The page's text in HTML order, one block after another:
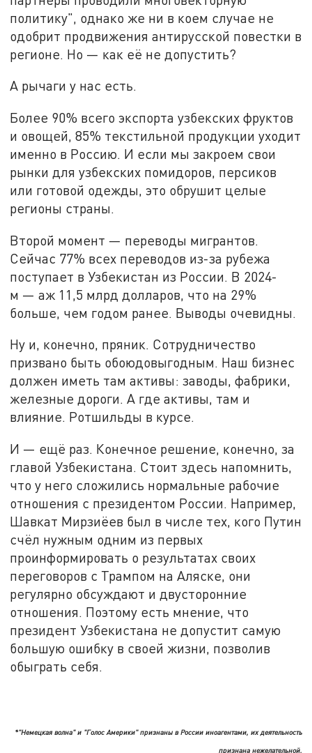
политику", однако же ни в коем случае не
одобрит продвижения антирусской повестки в
регионе. Но — как её не допустить?
А рычаги у нас есть.
Более 90% всего экспорта узбекских фруктов
и овощей, 85% текстильной продукции уходит
именно в Россию. И если мы закроем свои
рынки для узбекских помидоров, персиков
или готовой одежды, это обрушит целые
регионы страны.
Второй момент — переводы мигрантов.
Сейчас 77% всех переводов из-за рубежа
поступает в Узбекистан из России. В 2024-
м — аж 11,5 млрд долларов, что на 29%
больше, чем годом ранее. Выводы очевидны.
Ну и, конечно, пряник. Сотрудничество
призвано быть обоюдовыгодным. Наш бизнес
должен иметь там активы: заводы, фабрики,
железные дороги. А где активы, там и
влияние. Ротшильды в курсе.
И — ещё раз. Конечное решение, конечно, за
главой Узбекистана. Стоит здесь напомнить,
что у него сложились нормальные рабочие
отношения с президентом России. Например,
Шавкат Мирзиёев был в числе тех, кого Путин
счёл нужным одним из первых
проинформировать о результатах своих
переговоров с Трампом на Аляске, они
регулярно обсуждают и двусторонние
отношения. Поэтому есть мнение, что
президент Узбекистана не допустит самую
большую ошибку в своей жизни, позволив
обыграть себя.
*"Немецкая волна" и "Голос Америки" признаны в России иноагентами, их деятельность
признана нежелательной.